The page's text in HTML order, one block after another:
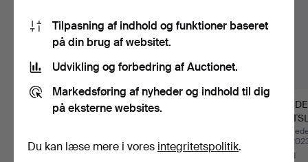
JUGENDSTIL
LOFTLAMPE
jul 2026
DESIGN LOFTLAMPE,
jul 2026
Vurdering
ART
nov
5 bud
Tilpasning af indhold og funktioner baseret
på din brug af websitet.
Udvikling og forbedring af Auctionet.
Markedsføring af nyheder og indhold til dig
på eksterne websites.
Du kan læse mere i vores integritetspolitik.